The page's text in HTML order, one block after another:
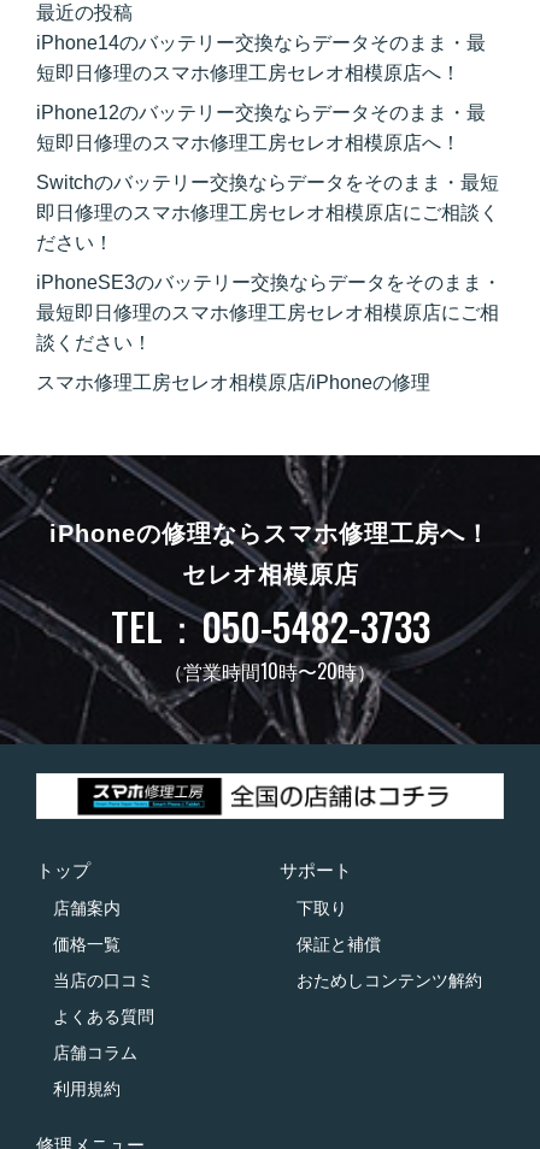
最近の投稿
iPhone14のバッテリー交換ならデータそのまま・最
短即日修理のスマホ修理工房セレオ相模原店へ！
iPhone12のバッテリー交換ならデータそのまま・最
短即日修理のスマホ修理工房セレオ相模原店へ！
Switchのバッテリー交換ならデータをそのまま・最短
即日修理のスマホ修理工房セレオ相模原店にご相談く
ださい！
iPhoneSE3のバッテリー交換ならデータをそのまま・
最短即日修理のスマホ修理工房セレオ相模原店にご相
談ください！
スマホ修理工房セレオ相模原店/iPhoneの修理
iPhoneの修理ならスマホ修理工房へ！
セレオ相模原店
TEL：050-5482-3733
（営業時間10時〜20時）
トップ
店舗案内
価格一覧
当店の口コミ
よくある質問
店舗コラム
利用規約
サポート
下取り
保証と補償
おためしコンテンツ解約
修理メニュー